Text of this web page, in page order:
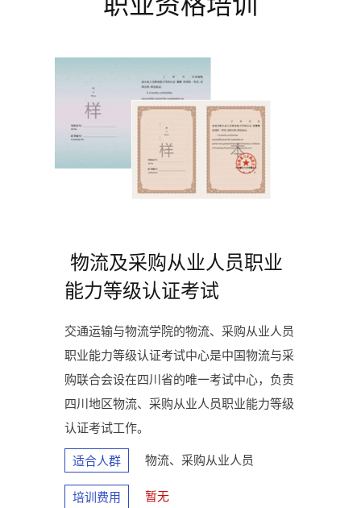
物流及采购从业人员职业
能力等级认证考试
交通运输与物流学院的物流、采购从业人员
职业能力等级认证考试中心是中国物流与采
购联合会设在四川省的唯一考试中心，负责
四川地区物流、采购从业人员职业能力等级
认证考试工作。
适合人群 物流、采购从业人员
培训费用 暂无